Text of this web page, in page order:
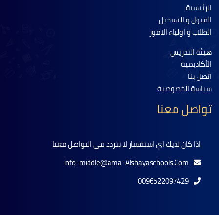
الرئيسية
القبول و التسجيل
الطلاب و اولياء الامور
هيئة التدريس
الأكاديمية
اتصل بنا
سياسة الخصوصية
تواصل معنا
اذا كان لديك اي استفسار لا تتردد في التواصل معنا
info-middle@ama-Alshayaschools.Com
0096522097429